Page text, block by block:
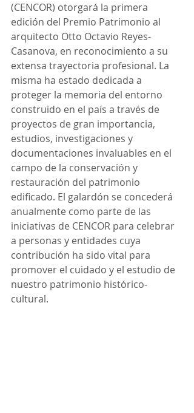
(CENCOR) otorgará la primera
edición del Premio Patrimonio al
arquitecto Otto Octavio Reyes-
Casanova, en reconocimiento a su
extensa trayectoria profesional. La
misma ha estado dedicada a
proteger la memoria del entorno
construido en el país a través de
proyectos de gran importancia,
estudios, investigaciones y
documentaciones invaluables en el
campo de la conservación y
restauración del patrimonio
edificado. El galardón se concederá
anualmente como parte de las
iniciativas de CENCOR para celebrar
a personas y entidades cuya
contribución ha sido vital para
promover el cuidado y el estudio de
nuestro patrimonio histórico-
cultural.